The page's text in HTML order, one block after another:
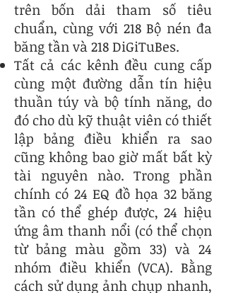
trên bốn dải tham số tiêu
chuẩn, cùng với 218 Bộ nén đa
băng tần và 218 DiGiTuBes.
Tất cả các kênh đều cung cấp
cùng một đường dẫn tín hiệu
thuần túy và bộ tính năng, do
đó cho dù kỹ thuật viên có thiết
lập bảng điều khiển ra sao
cũng không bao giờ mất bất kỳ
tài nguyên nào. Trong phần
chính có 24 EQ đồ họa 32 băng
tần có thể ghép được, 24 hiệu
ứng âm thanh nổi (có thể chọn
từ bảng màu gồm 33) và 24
nhóm điều khiển (VCA). Bằng
cách sử dụng ảnh chụp nhanh,